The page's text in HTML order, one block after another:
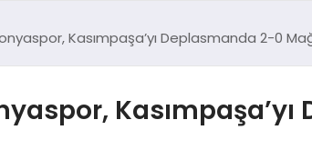
Kasımpaşa’yı Deplasmanda 2-0